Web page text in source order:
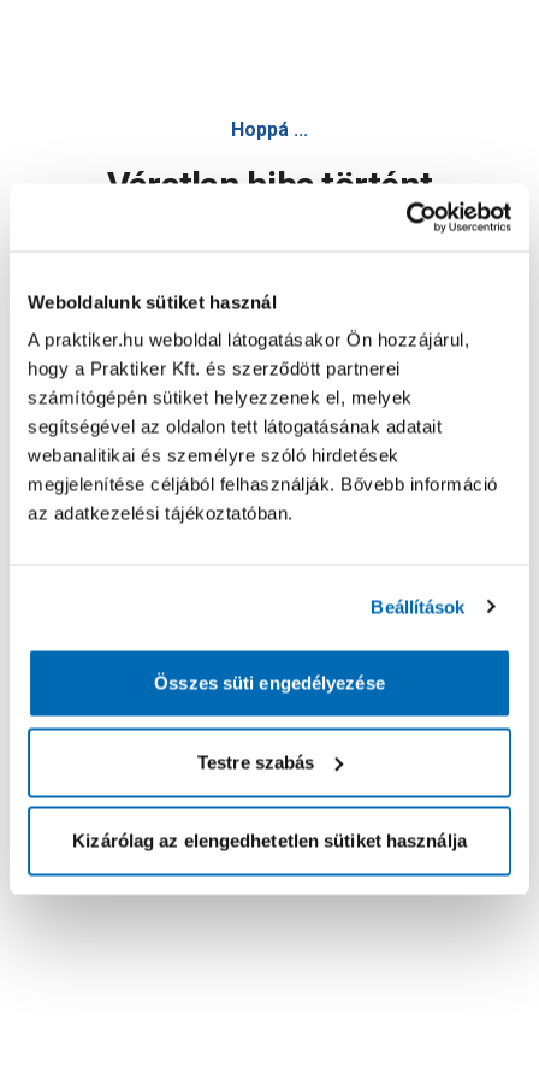
Weboldalunk sütiket használ
A praktiker.hu weboldal látogatásakor Ön hozzájárul,
hogy a Praktiker Kft. és szerződött partnerei
számítógépén sütiket helyezzenek el, melyek
segítségével az oldalon tett látogatásának adatait
webanalitikai és személyre szóló hirdetések
megjelenítése céljából felhasználják. Bővebb információ
az adatkezelési tájékoztatóban.
Beállítások
Összes süti engedélyezése
Testre szabás
Kizárólag az elengedhetetlen sütiket használja
Hoppá ...
Váratlan hiba történt
Oldal újratöltése